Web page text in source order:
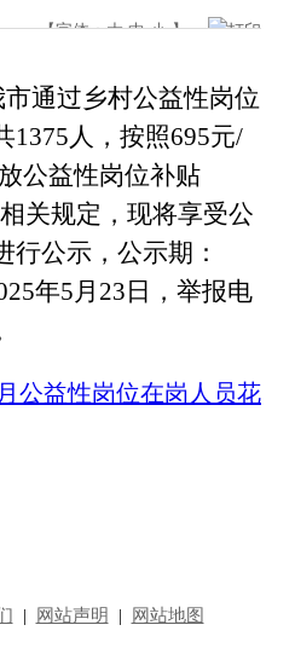
【字体：大 中 小】 打印
市通过乡村公益性岗位
1375人，按照695元/
公益性岗位补贴
关规定，现将享受公
行公示， 公示期：
5年5月 23 日 ， 举报电
公益性岗位在岗人员花